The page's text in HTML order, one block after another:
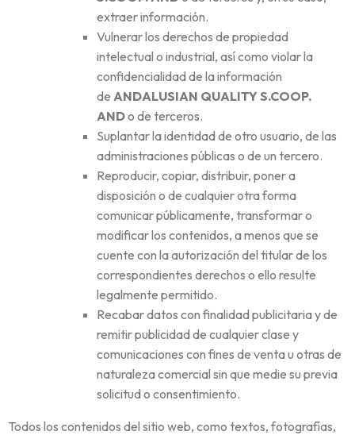
extraer información.
Vulnerar los derechos de propiedad
intelectual o industrial, así como violar la
confidencialidad de la información
de ANDALUSIAN QUALITY S.COOP.
ANDo de terceros.
Suplantar la identidad de otro usuario, de las
administraciones públicas o de un tercero.
Reproducir, copiar, distribuir, poner a
disposición o de cualquier otra forma
comunicar públicamente, transformar o
modificar los contenidos, a menos que se
cuente con la autorización del titular de los
correspondientes derechos o ello resulte
legalmente permitido.
Recabar datos con finalidad publicitaria y de
remitir publicidad de cualquier clase y
comunicaciones con fines de venta u otras de
naturaleza comercial sin que medie su previa
solicitud o consentimiento.
Todos los contenidos del sitio web, como textos, fotografías,